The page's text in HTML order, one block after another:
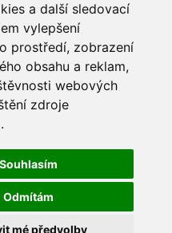
a další sledovací
vylepšení
prostředí, zobrazení
obsahu a reklam,
webových
zdroje
Souhlasím
Odmítám
mé předvolby